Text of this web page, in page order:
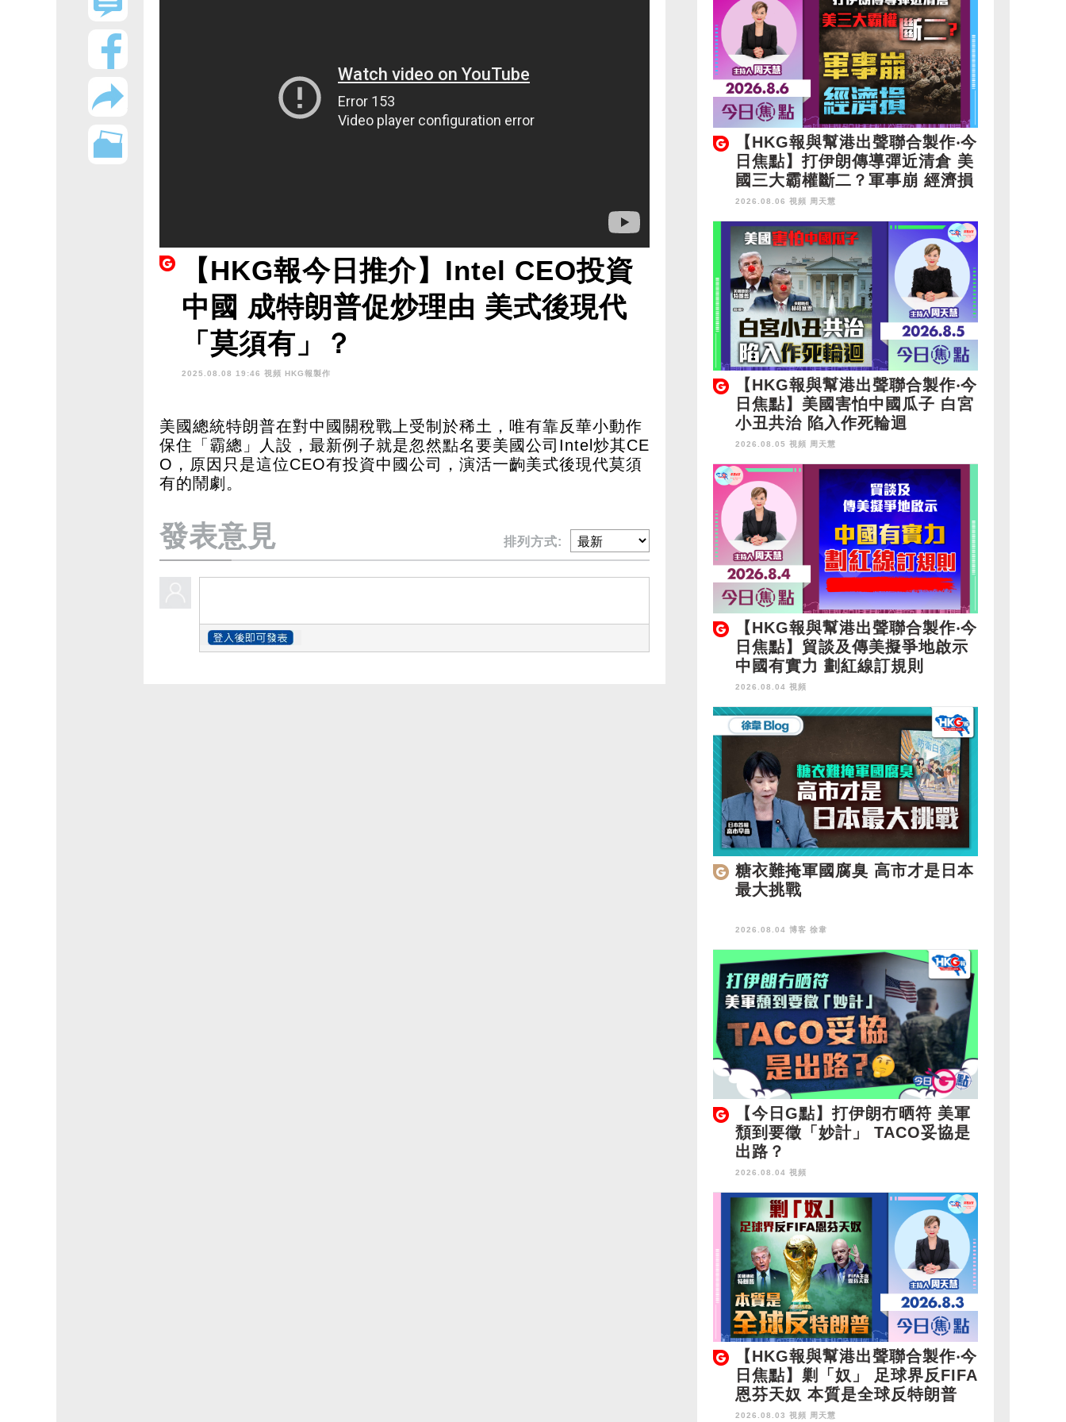
【HKG報今日推介】Intel CEO投資
中國 成特朗普促炒理由 美式後現代
「莫須有」？
2025.08.08 19:46 視頻 HKG報製作
美國總統特朗普在對中國關稅戰上受制於稀土，唯有靠反華小動作
保住「霸總」人設，最新例子就是忽然點名要美國公司Intel炒其CE
O，原因只是這位CEO有投資中國公司，演活一齣美式後現代莫須
有的鬧劇。
發表意見 排列方式:
【HKG報與幫港出聲聯合製作‧今
日焦點】打伊朗傳導彈近清倉 美
國三大霸權斷二？軍事崩 經濟損
2026.08.06 視頻 周天慧
【HKG報與幫港出聲聯合製作‧今
日焦點】美國害怕中國瓜子 白宮
小丑共治 陷入作死輪迴
2026.08.05 視頻 周天慧
【HKG報與幫港出聲聯合製作‧今
日焦點】貿談及傳美擬爭地啟示
中國有實力 劃紅線訂規則
2026.08.04 視頻
糖衣難掩軍國腐臭 高市才是日本
最大挑戰
2026.08.04 博客 徐韋
【今日G點】打伊朗冇晒符 美軍
頹到要徵「妙計」 TACO妥協是
出路？
2026.08.04 視頻
【HKG報與幫港出聲聯合製作‧今
日焦點】剿「奴」 足球界反FIFA
恩芬天奴 本質是全球反特朗普
2026.08.03 視頻 周天慧